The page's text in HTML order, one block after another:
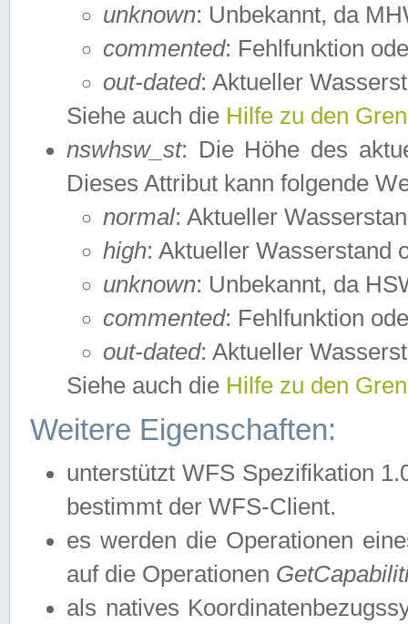
unknown: Unbekannt, da
commented: Fehlfunktion
out-dated: Aktueller
Siehe auch die Hilfe zu den
nswhsw_st: Die Höhe des
Dieses Attribut kann folgende
normal: Aktueller
high: Aktueller Wasserstand
unknown: Unbekannt, da
commented: Fehlfunktion
out-dated: Aktueller
Siehe auch die Hilfe zu den
Weitere Eigenschaften:
unterstützt WFS Spezifikation
bestimmt der WFS-Client.
es werden die Operationen
auf die Operationen
als natives